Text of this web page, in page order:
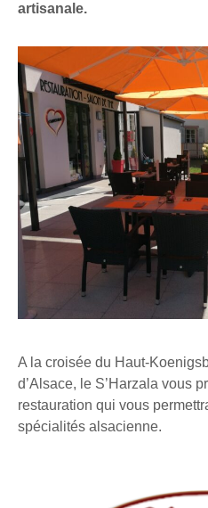
artisanale.
A la croisée du Haut-
d’Alsace, le S’Harzala vous
restauration qui vous
spécialités alsacienne.